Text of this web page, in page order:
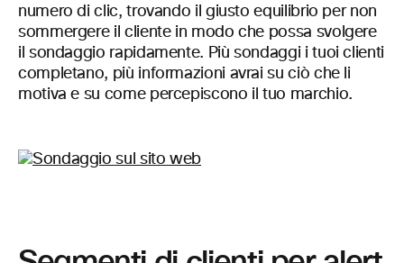
numero di clic, trovando il giusto equilibrio per non
sommergere il cliente in modo che possa svolgere
il sondaggio rapidamente. Più sondaggi i tuoi clienti
completano, più informazioni avrai su ciò che li
motiva e su come percepiscono il tuo marchio.